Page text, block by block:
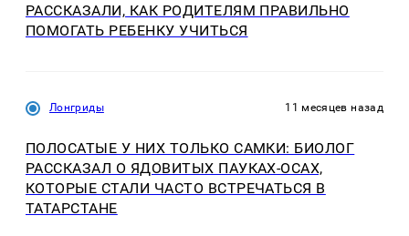
РАССКАЗАЛИ, КАК РОДИТЕЛЯМ ПРАВИЛЬНО
ПОМОГАТЬ РЕБЕНКУ УЧИТЬСЯ
Лонгриды 11 месяцев назад
ПОЛОСАТЫЕ У НИХ ТОЛЬКО САМКИ: БИОЛОГ
РАССКАЗАЛ О ЯДОВИТЫХ ПАУКАХ-ОСАХ,
КОТОРЫЕ СТАЛИ ЧАСТО ВСТРЕЧАТЬСЯ В
ТАТАРСТАНЕ